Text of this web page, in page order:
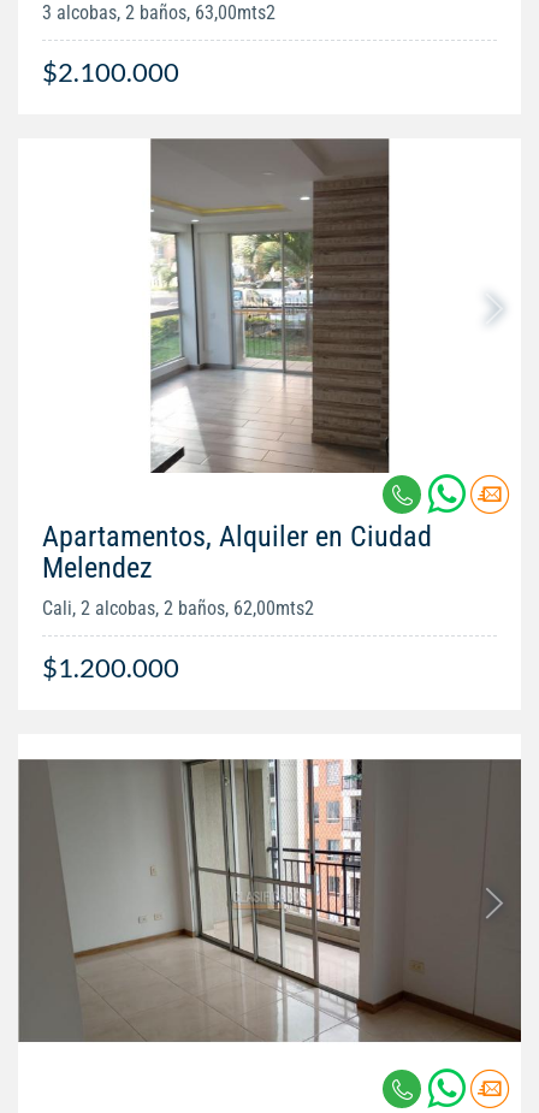
3 alcobas, 2 baños, 63,00mts2
$2.100.000
Apartamentos, Alquiler en Ciudad
Melendez
Cali, 2 alcobas, 2 baños, 62,00mts2
$1.200.000